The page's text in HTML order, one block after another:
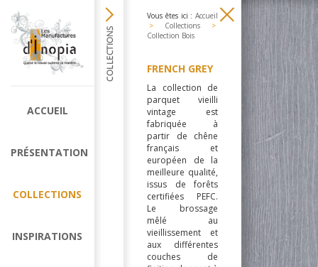
ACCUEIL
PRÉSENTATION
COLLECTIONS
INSPIRATIONS
Vous êtes ici : Accueil
>
Collections
>
Collection Bois
FRENCH GREY
La collection de
parquet vieilli
vintage est
fabriquée à
partir de chêne
français et
européen de la
meilleure qualité,
issus de forêts
certifiées PEFC.
Le brossage
mêlé au
vieillissement et
aux différentes
couches de